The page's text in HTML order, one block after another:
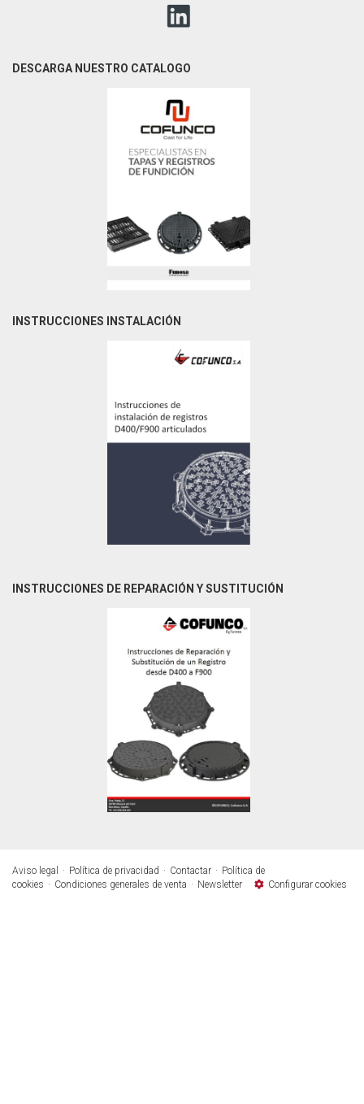
DESCARGA NUESTRO CATALOGO
INSTRUCCIONES INSTALACIÓN
INSTRUCCIONES DE REPARACIÓN Y SUSTITUCIÓN
Aviso legal Política de privacidad Contactar
Política de
cookies
Condiciones generales de venta Newsletter Configurar cookies